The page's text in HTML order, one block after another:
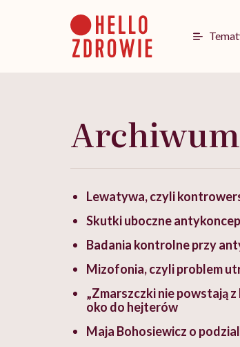
Lewatywa, czyli
Skutki uboczne
Badania kontrolne przy
Mizofonia, czyli problem
„Zmarszczki nie powstają
oko do hejterów
Maja Bohosiewicz o